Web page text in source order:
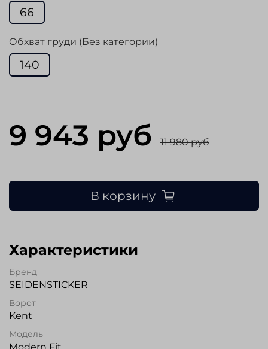
66
Обхват груди (Без категории)
140
9 943 руб 11 980 руб
В корзину
Характеристики
Бренд
SEIDENSTICKER
Ворот
Kent
Модель